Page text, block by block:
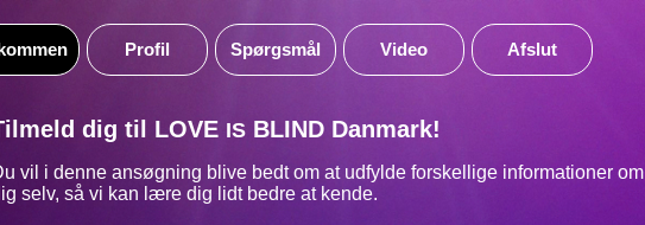
Profil Spørgsmål Video Afslut
dig til LOVE IS BLIND Danmark!
vil i denne ansøgning blive bedt om at udfylde forskellige informationer om
selv, så vi kan lære dig lidt bedre at kende.